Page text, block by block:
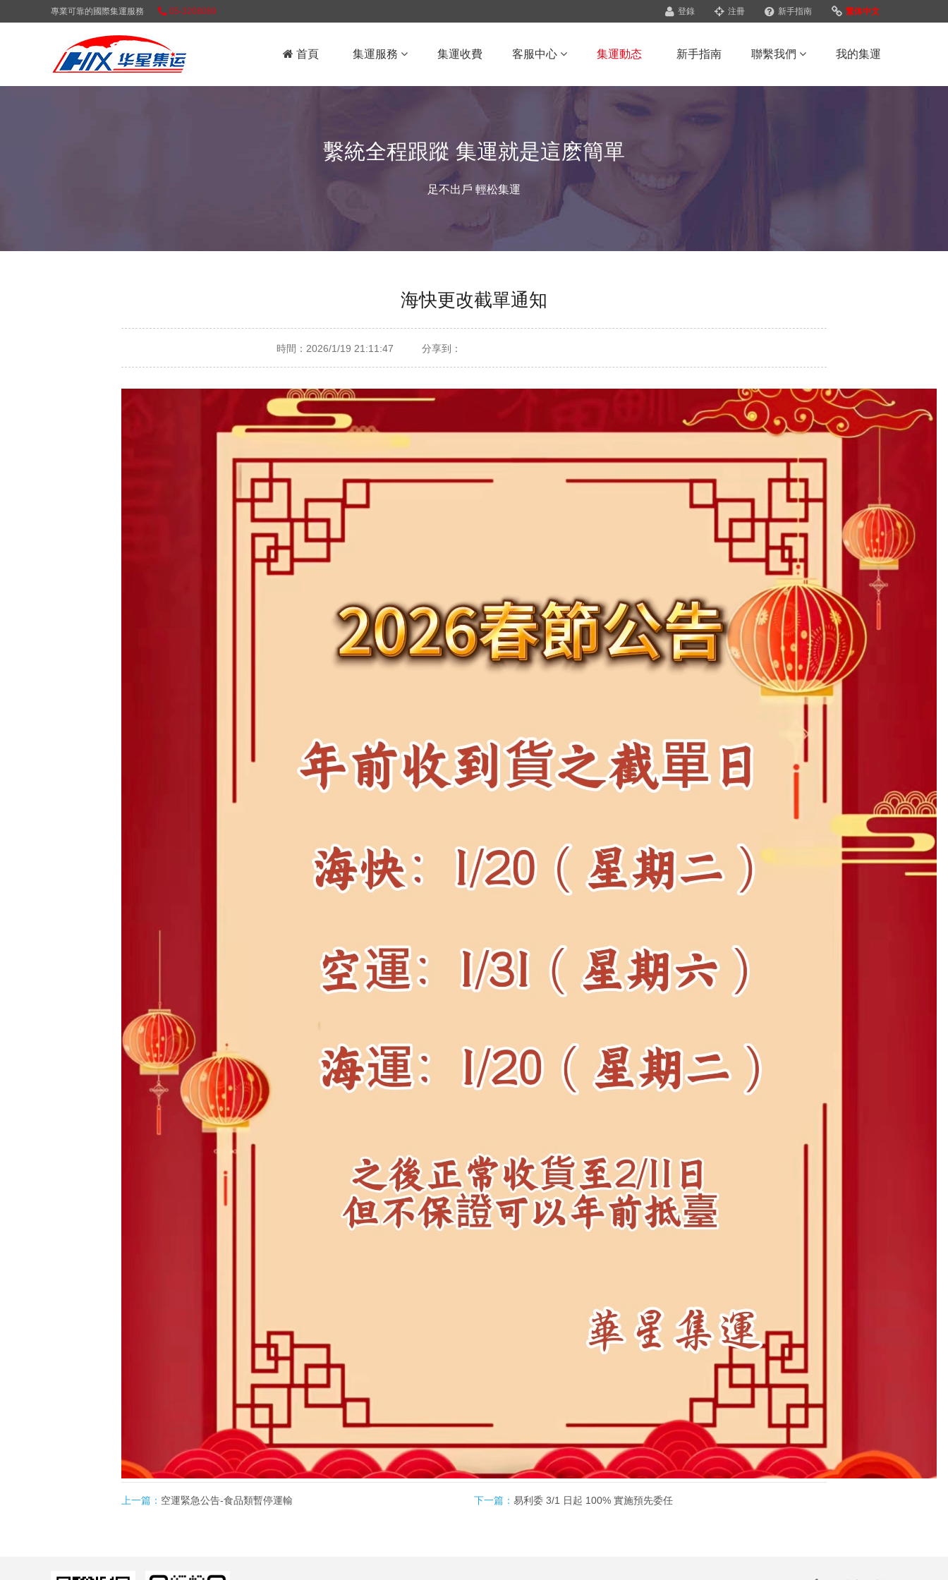
專業可靠的國際集運服務 05-3208089 登錄 注冊 新手指南 繁体中文
首頁 集運服務 集運收費 客服中心 集運動态 新手指南 聯繫我們 我的集運
繫統全程跟蹤 集運就是這麽簡單
足不出戶 輕松集運
海快更改截單通知
時間：2026/1/19 21:11:47 分享到：
上一篇： 空運緊急公告-食品類暫停運輸 下一篇： 易利委 3/1 日起 100% 實施預先委任